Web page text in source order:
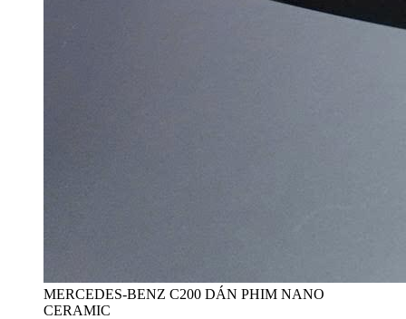
MERCEDES-BENZ C200 DÁN PHIM NANO
CERAMIC